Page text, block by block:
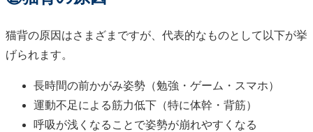
猫背の原因はさまざまですが、代表的なものとして以下が挙
げられます。
長時間の前かがみ姿勢（勉強・ゲーム・スマホ）
運動不足による筋力低下（特に体幹・背筋）
呼吸が浅くなることで姿勢が崩れやすくなる